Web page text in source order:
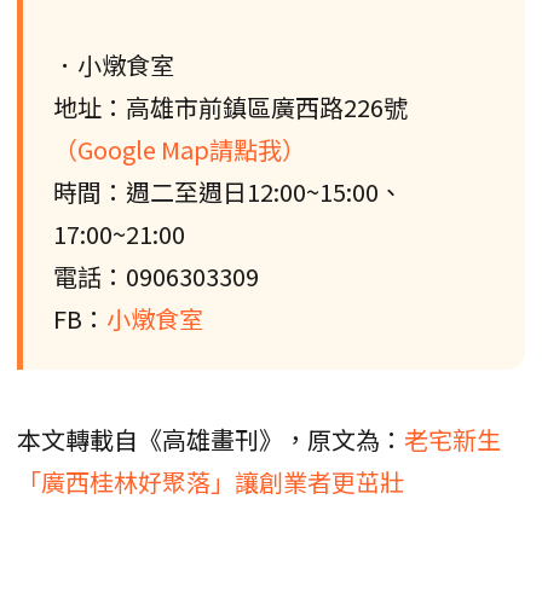
．小燉食室
地址：高雄市前鎮區廣西路226號
（Google Map請點我）
時間：週二至週日12:00~15:00、
17:00~21:00
電話：0906303309
FB： 小燉食室
本文轉載自《高雄畫刊》，原文為： 老宅新生
「廣西桂林好聚落」讓創業者更茁壯